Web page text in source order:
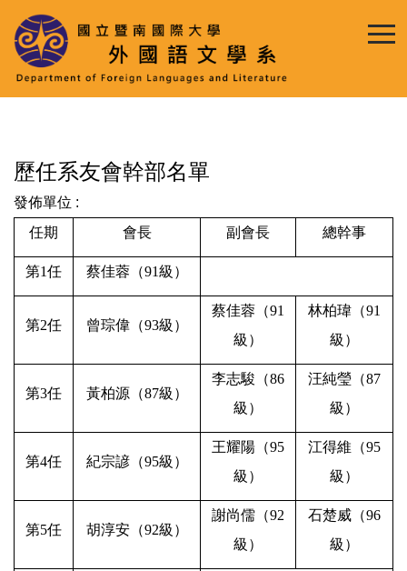
到
主
要
內
歷任系友會幹部名單
發佈單位 :
任期
會長 副會長 總幹事
第1任 蔡佳蓉（91級）
第2任 曾琮偉（93級）
蔡佳蓉 （91
級）
林柏瑋 （91
級）
第3任 黃柏源（87級）
李志駿（86
級）
汪純瑩（87
級）
第4任 紀宗諺（95級）
王耀陽（95
級）
江得維（95
級）
第5任 胡淳安（92級）
謝尚儒（92
級）
石楚威（96
級）